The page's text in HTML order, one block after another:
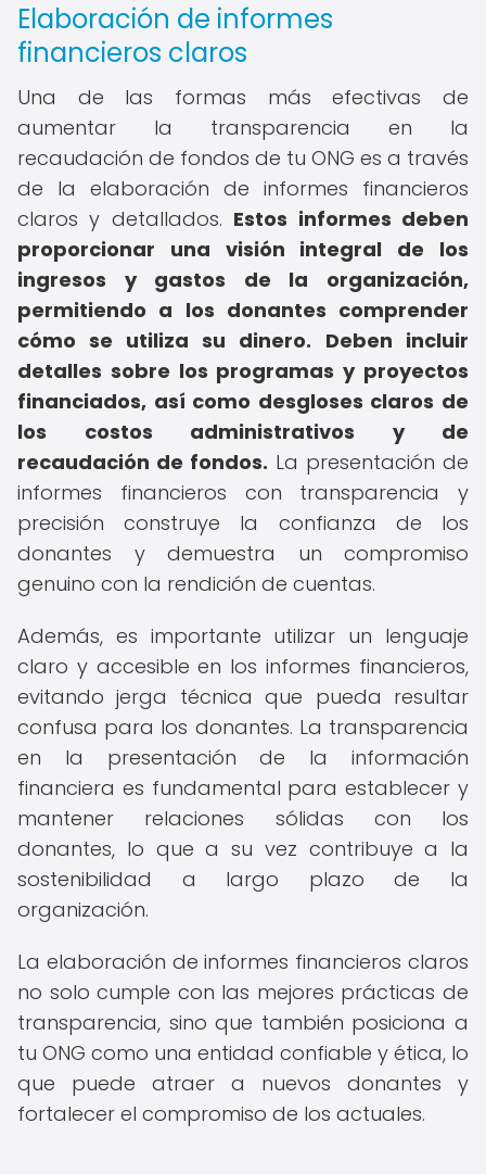
Elaboración de informes
financieros claros
Una de las formas más efectivas de
aumentar la transparencia en la
recaudación de fondos de tu ONG es a través
de la elaboración de informes financieros
claros y detallados. Estos informes deben
proporcionar una visión integral de los
ingresos y gastos de la organización,
permitiendo a los donantes comprender
cómo se utiliza su dinero. Deben incluir
detalles sobre los programas y proyectos
financiados, así como desgloses claros de
los costos administrativos y de
recaudación de fondos. La presentación de
informes financieros con transparencia y
precisión construye la confianza de los
donantes y demuestra un compromiso
genuino con la rendición de cuentas.
Además, es importante utilizar un lenguaje
claro y accesible en los informes financieros,
evitando jerga técnica que pueda resultar
confusa para los donantes. La transparencia
en la presentación de la información
financiera es fundamental para establecer y
mantener relaciones sólidas con los
donantes, lo que a su vez contribuye a la
sostenibilidad a largo plazo de la
organización.
La elaboración de informes financieros claros
no solo cumple con las mejores prácticas de
transparencia, sino que también posiciona a
tu ONG como una entidad confiable y ética, lo
que puede atraer a nuevos donantes y
fortalecer el compromiso de los actuales.